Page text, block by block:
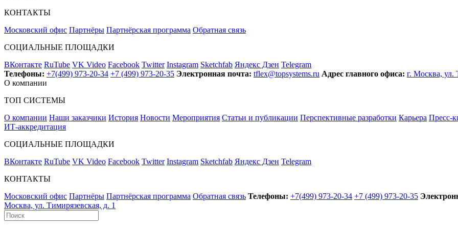
КОНТАКТЫ
Московский офис Партнёры Партнёрская программа Обратная связь
СОЦИАЛЬНЫЕ ПЛОЩАДКИ
ВКонтакте RuTube VK Video Facebook Twitter Instagram Sketchfab Яндекс Дзен Telegram
Телефоны: +7(499) 973-20-34 +7 (499) 973-20-35 Электронная почта: tflex@topsystems.ru Адрес главного офиса: г. Москва, ул.
О компании
ТОП СИСТЕМЫ
О компании Наши заказчики История Новости Мероприятия Статьи и публикации Перспективные разработки Карьера Пресс-
ИТ-аккредитация
СОЦИАЛЬНЫЕ ПЛОЩАДКИ
ВКонтакте RuTube VK Video Facebook Twitter Instagram Sketchfab Яндекс Дзен Telegram
КОНТАКТЫ
Московский офис Партнёры Партнёрская программа Обратная связь Телефоны: +7(499) 973-20-34 +7 (499) 973-20-35
Москва, ул. Тимирязевская, д. 1